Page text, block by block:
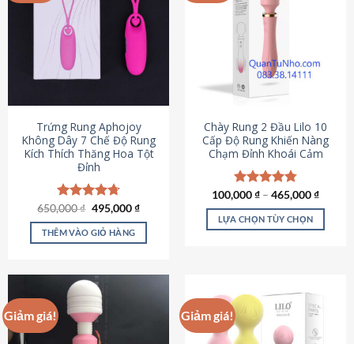
Trứng Rung Aphojoy
Không Dây 7 Chế Độ Rung
Kích Thích Thăng Hoa Tột
Đỉnh
Được xếp
hạng4.72
5 sao
650,000₫ Giá
là:
650,000 ₫.
495,000₫Giá
tại
495,000 ₫.
THÊM VÀO GIỎ HÀNG
Chày Rung 2 Đầu Lilo 10
Cấp Độ Rung Khiến Nàng
Chạm Đỉnh Khoái Cảm
Được xếp
hạng4.80
5 sao
100,000₫ – 465,000₫
LỰA CHỌN TÙY CHỌN
nhiều
biến
thể.
Giảm giá! Giảm giá!